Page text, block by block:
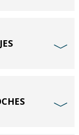
﹀
﹀